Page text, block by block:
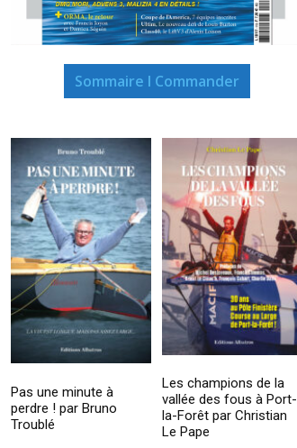
Sommaire I Commander
Pas une minute à
perdre ! par Bruno
Troublé
Les champions de la
vallée des fous à Port-
la-Forêt par Christian
Le Pape